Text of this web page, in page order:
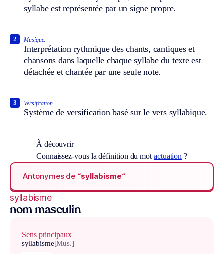
syllabe est représentée par un signe propre.
Musique.
Interprétation rythmique des chants, cantiques et
chansons dans laquelle chaque syllabe du texte est
détachée et chantée par une seule note.
2
Versification.
Système de versification basé sur le vers syllabique.
3
À découvrir
Connaissez-vous la définition du mot actuation ?
Antonymes de “syllabisme“
syllabisme
nom masculin
Sens principaux
syllabisme[Mus.]